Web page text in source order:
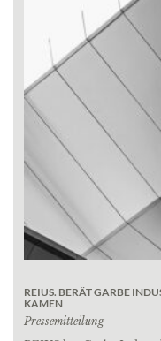
REIUS. BERÄT GARBE
KAMEN
Pressemitteilung